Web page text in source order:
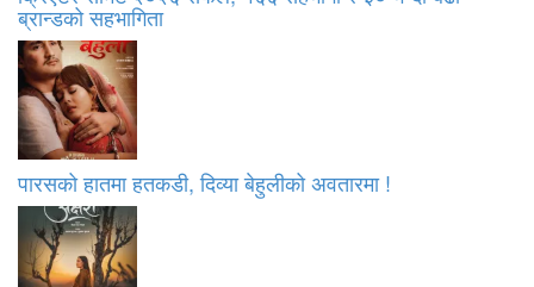
ब्रान्डको सहभागिता
पारसको हातमा हतकडी, दिव्या बेहुलीको अवतारमा !